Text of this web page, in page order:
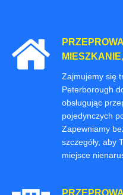
Zajmujemy się
Peterborough
obsługując
pojedynczych
Zapewniamy
szczegóły, aby
miejsce